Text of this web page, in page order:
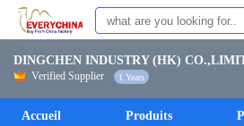
DINGCHEN INDUSTRY (HK)
Verified Supplier 1 Years
Accueil Produits